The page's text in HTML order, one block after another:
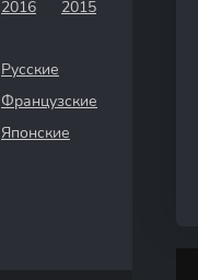
2016 2015
Русские
Французские
Японские